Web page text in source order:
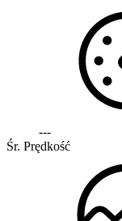
---
Śr. Prędkość